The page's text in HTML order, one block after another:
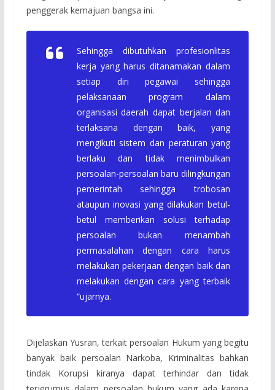
penggerak kemajuan bangsa ini.
Sehingga dibutuhkan profesionlitas
kerja yang harus ditanamakan dalam
setiap diri pegawai sehingga
pelaksanaan program dalam
organisasi daerah dapat berjalan dan
terlaksana dengan baik, yang
mengikuti sistem dan peraturan yang
berlaku dan tidak menimbulkan
persoalan-persoalan baru dilingkungan
pemerintah sehingga trobosan
ataupun inovasi yang dilakukan betul-
betul memberikan solusi terhadap
persoalan bukan menambah
permasalahan dengan cara harus
melakukan pekerjaan dengan baik dan
melakukan dengan cara yang terbaik
“ujarnya.
Dijelaskan Yusran, terkait persoalan Hukum yang begitu
banyak baik persoalan Narkoba, Kriminalitas bahkan
tindak Korupsi kiranya dapat terhindar dan tidak